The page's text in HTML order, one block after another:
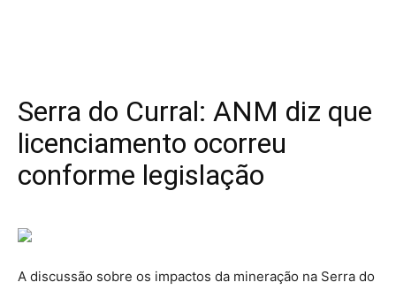
Serra do Curral: ANM diz que
licenciamento ocorreu
conforme legislação
A discussão sobre os impactos da mineração na Serra do